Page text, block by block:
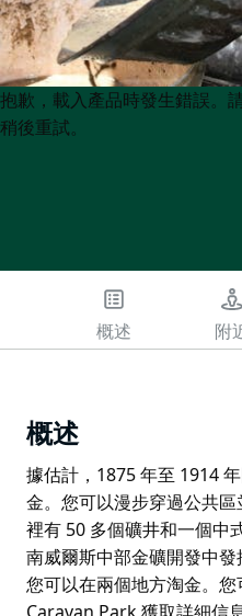
Product
List
Product
List
抱歉，載入產品時發生錯誤。
稍後重試。
概述 附
概述
據估計，1875 年至 1914
金。您可以漫步穿過公共
裡有 50 多個礦井和一個中
南威爾斯中部金礦開發中
您可以在兩個地方淘金。